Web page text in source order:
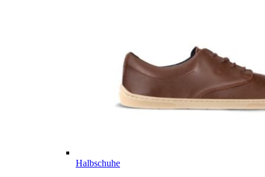
Halbschuhe